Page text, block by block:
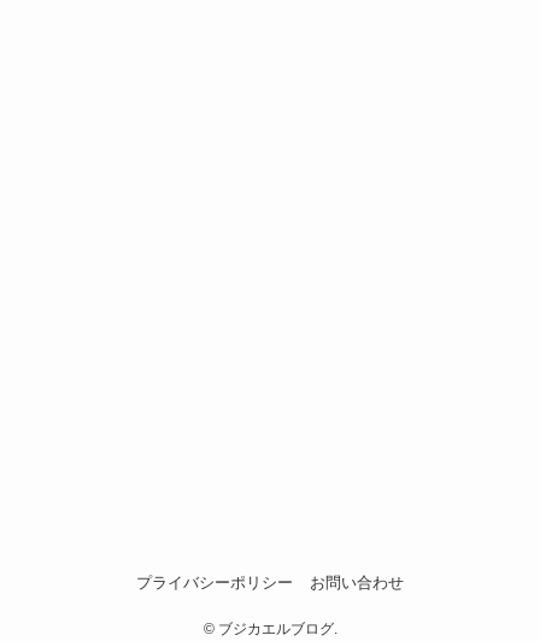
プライバシーポリシー お問い合わせ
©ブジカエルブログ.